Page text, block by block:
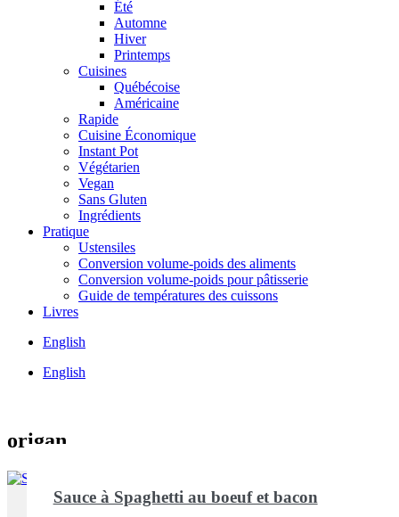
Été
Automne
Hiver
Printemps
Cuisines
Québécoise
Américaine
Rapide
Cuisine Économique
Instant Pot
Végétarien
Vegan
Sans Gluten
Ingrédients
Pratique
Ustensiles
Conversion volume-poids des aliments
Conversion volume-poids pour pâtisserie
Guide de températures des cuissons
Livres
English
English
origan
Sauce à Spaghetti au boeuf et bacon